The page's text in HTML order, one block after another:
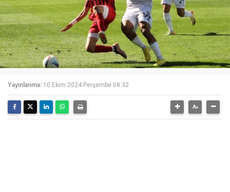
Yayınlanma: 10 Ekim 2024 Perşembe 08:32